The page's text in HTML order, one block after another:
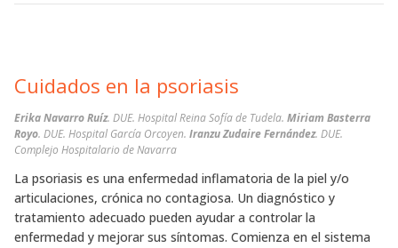
Cuidados en la psoriasis
Erika Navarro Ruíz. DUE. Hospital Reina Sofía de Tudela. Miriam Basterra
Royo. DUE. Hospital García Orcoyen. Iranzu Zudaire Fernández. DUE.
Complejo Hospitalario de Navarra
La psoriasis es una enfermedad inflamatoria de la piel y/o
articulaciones, crónica no contagiosa. Un diagnóstico y
tratamiento adecuado pueden ayudar a controlar la
enfermedad y mejorar sus síntomas. Comienza en el sistema